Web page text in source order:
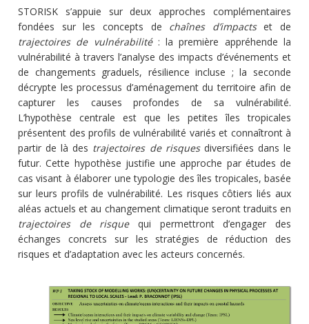
STORISK s’appuie sur deux approches complémentaires
fondées sur les concepts de chaînes d’impactset de
trajectoires de vulnérabilité: la première appréhende la
vulnérabilité à travers l’analyse des impacts d’événements et
de changements graduels, résilience incluse ; la seconde
décrypte les processus d’aménagement du territoire afin de
capturer les causes profondes de sa vulnérabilité.
L’hypothèse centrale est que les petites îles tropicales
présentent des profils de vulnérabilité variés et connaîtront à
partir de là des trajectoires de risquesdiversifiées dans le
futur. Cette hypothèse justifie une approche par études de
cas visant à élaborer une typologie des îles tropicales, basée
sur leurs profils de vulnérabilité. Les risques côtiers liés aux
aléas actuels et au changement climatique seront traduits en
trajectoires de risquequi permettront d’engager des
échanges concrets sur les stratégies de réduction des
risques et d’adaptation avec les acteurs concernés.